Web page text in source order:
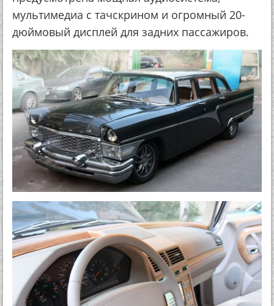
мультимедиа с тачскрином и огромный 20-
дюймовый дисплей для задних пассажиров.